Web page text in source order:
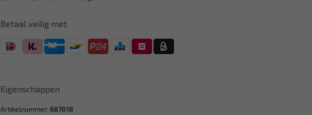
Betaal veilig met
Eigenschappen
Artikelnummer: 687018